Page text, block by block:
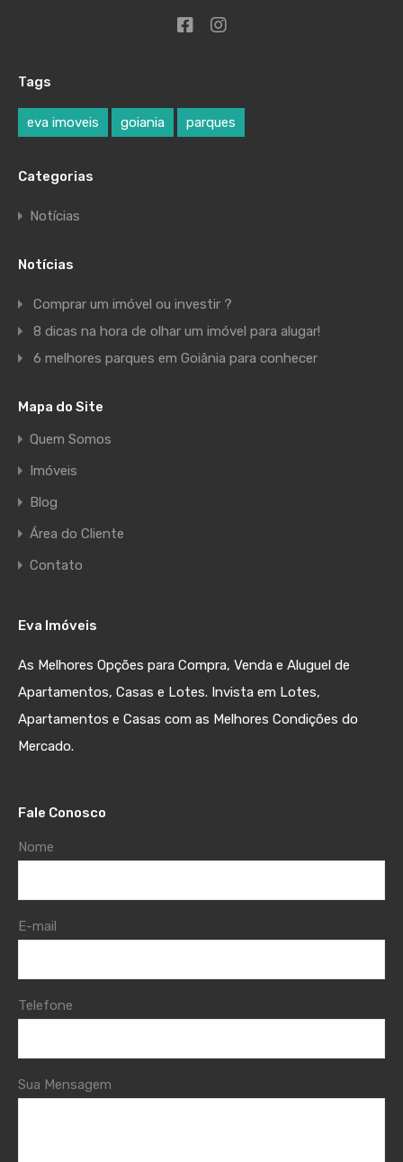
Tags
eva imoveis goiania parques
Categorias
Notícias
Notícias
Comprar um imóvel ou investir ?
8 dicas na hora de olhar um imóvel para alugar!
6 melhores parques em Goiânia para conhecer
Mapa do Site
Quem Somos
Imóveis
Blog
Área do Cliente
Contato
Eva Imóveis
As Melhores Opções para Compra, Venda e Aluguel de
Apartamentos, Casas e Lotes. Invista em Lotes,
Apartamentos e Casas com as Melhores Condições do
Mercado.
Fale Conosco
Nome
E-mail
Telefone
Sua Mensagem